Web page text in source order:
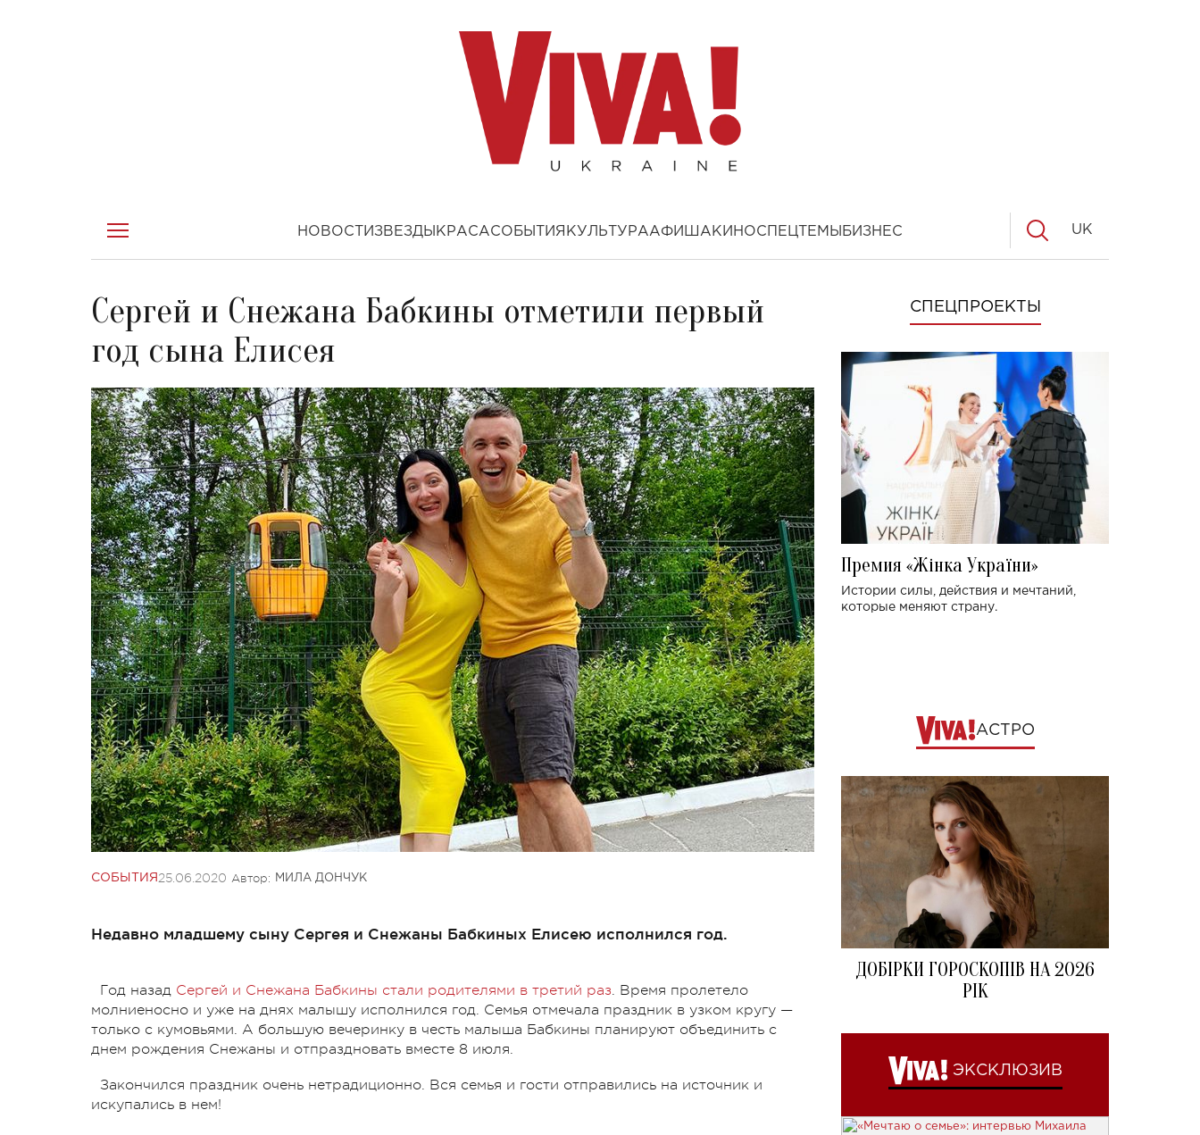
НОВОСТИ ЗВЕЗДЫ КРАСАСОБЫТИЯ КУЛЬТУРААФИША КИНОСПЕЦТЕМЫ БИЗНЕС UK
Сергей и Снежана Бабкины отметили первый
год сына Елисея
СОБЫТИЯ 25.06.2020 Автор: МИЛА ДОНЧУК
Недавно младшему сыну Сергея и Снежаны Бабкиных Елисею исполнился год.
Год назад Сергей и Снежана Бабкины стали родителями в третий раз. Время пролетело
молниеносно и уже на днях малышу исполнился год. Семья отмечала праздник в узком кругу —
только с кумовьями. А большую вечеринку в честь малыша Бабкины планируют объединить с
днем рождения Снежаны и отпраздновать вместе 8 июля.
Закончился праздник очень нетрадиционно. Вся семья и гости отправились на источник и
искупались в нем!
СПЕЦПРОЕКТЫ
Премия «Жінка України»
Истории силы, действия и мечтаний,
которые меняют страну.
АСТРО
ДОБІРКИ ГОРОСКОПІВ НА 2026
РІК
ЭКСКЛЮЗИВ